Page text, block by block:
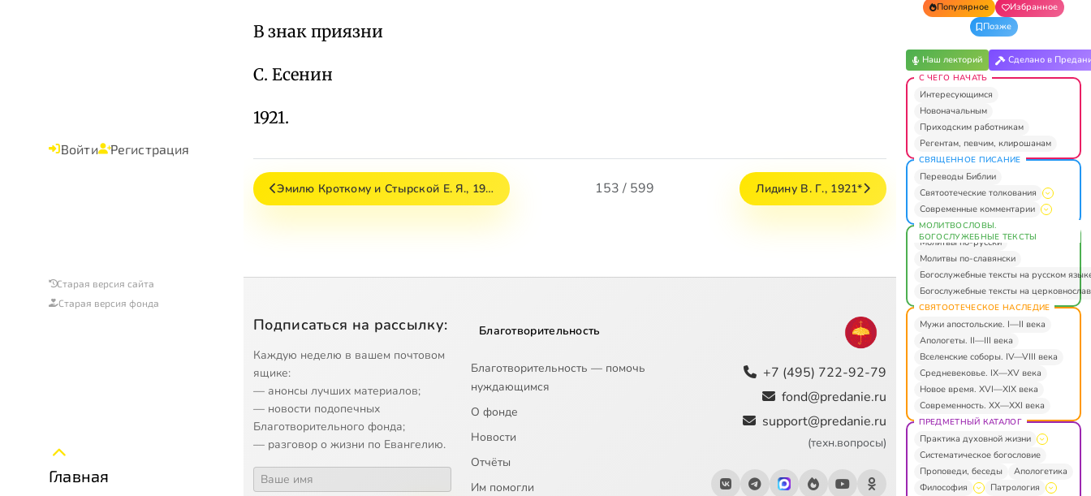
Войти Регистрация
Старая версия сайта
Старая версия фонда
Главная
В знак приязни
С. Есенин
1921.
Эмилю Кроткому и Стырской Е. Я., 19… 153 / 599 Лидину В. Г., 1921*
Подписаться на рассылку:
Каждую неделю в вашем почтовом
ящике:
— анонсы лучших материалов;
— новости подопечных
Благотворительного фонда;
— разговор о жизни по Евангелию.
Благотворительность
Благотворительность — помочь
нуждающимся
О фонде
Новости
Отчёты
Им помогли
+7 (495) 722-92-79
fond@predanie.ru
support@predanie.ru
(техн.вопросы)
Популярное
Избранное
Позже
Наш лекторий Сделано в
С ЧЕГО НАЧАТЬ
Интересующимся
Новоначальным
Приходским работникам
Регентам, певчим, клирошанам
СВЯЩЕННОЕ ПИСАНИЕ
Переводы Библии
Святоотеческие толкования
Современные комментарии
МОЛИТВОСЛОВЫ.
БОГОСЛУЖЕБНЫЕ ТЕКСТЫ
Молитвы по-русски
Молитвы по-славянски
Богослужебные тексты на русском
Богослужебные тексты на
СВЯТООТЕЧЕСКОЕ НАСЛЕДИЕ
Мужи апостольские. I—II века
Апологеты. II—III века
Вселенские соборы. IV—VIII века
Средневековье. IX—XV века
Новое время. XVI—XIX века
Современность. XX—XXI века
ПРЕДМЕТНЫЙ КАТАЛОГ
Практика духовной жизни
Систематическое богословие
Проповеди, беседы
Апологетика
Философия
Патрология